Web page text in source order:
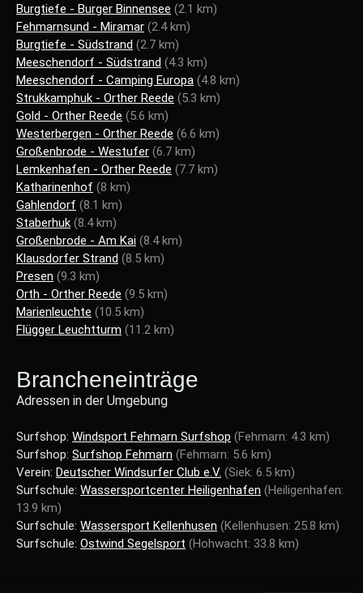
Burgtiefe - Burger Binnensee (2.1 km)
Fehmarnsund - Miramar (2.4 km)
Burgtiefe - Südstrand (2.7 km)
Meeschendorf - Südstrand (4.3 km)
Meeschendorf - Camping Europa (4.8 km)
Strukkamphuk - Orther Reede (5.3 km)
Gold - Orther Reede (5.6 km)
Westerbergen - Orther Reede (6.6 km)
Großenbrode - Westufer (6.7 km)
Lemkenhafen - Orther Reede (7.7 km)
Katharinenhof (8 km)
Gahlendorf (8.1 km)
Staberhuk (8.4 km)
Großenbrode - Am Kai (8.4 km)
Klausdorfer Strand (8.5 km)
Presen (9.3 km)
Orth - Orther Reede (9.5 km)
Marienleuchte (10.5 km)
Flügger Leuchtturm (11.2 km)
Brancheneinträge
Adressen in der Umgebung
Surfshop: Windsport Fehmarn Surfshop (Fehmarn: 4.3 km)
Surfshop: Surfshop Fehmarn (Fehmarn: 5.6 km)
Verein: Deutscher Windsurfer Club e.V. (Siek: 6.5 km)
Surfschule: Wassersportcenter Heiligenhafen (Heiligenhafen:
13.9 km)
Surfschule: Wassersport Kellenhusen (Kellenhusen: 25.8 km)
Surfschule: Ostwind Segelsport (Hohwacht: 33.8 km)